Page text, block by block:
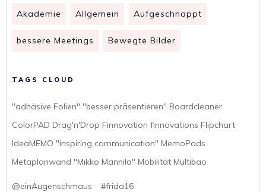
Akademie Allgemein Aufgeschnappt
bessere Meetings Bewegte Bilder
TAGS CLOUD
"adhäsive Folien" "besser präsentieren" Boardcleaner
ColorPAD Drag'n'Drop Finnovation finnovations Flipchart
IdeaMEMO "inspiring communication" MemoPads
Metaplanwand "Mikko Mannila" Mobilität Multibao
@einAugenschmaus #frida16